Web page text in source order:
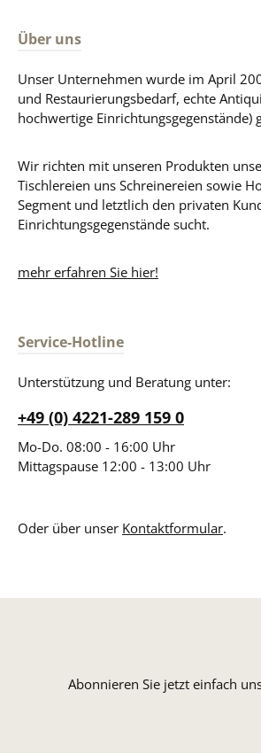
Über uns
Unser Unternehmen wurde im April
und Restaurierungsbedarf, echte
hochwertige Einrichtungsgegenstände)
Wir richten mit unseren Produkten
Tischlereien uns Schreinereien sowie
Segment und letztlich den privaten
Einrichtungsgegenstände sucht.
mehr erfahren Sie hier!
Service-Hotline
Unterstützung und Beratung unter:
+49 (0) 4221-289 159 0
Mo-Do. 08:00 - 16:00 Uhr
Mittagspause 12:00 - 13:00 Uhr
Oder über unser Kontaktformular.
Abonnieren Sie jetzt einfach